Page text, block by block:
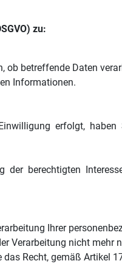
zu:
ob betreffende
Informationen.
erfolgt,
berechtigten
Ihrer
Verarbeitung nicht
Recht, gemäß Artikel